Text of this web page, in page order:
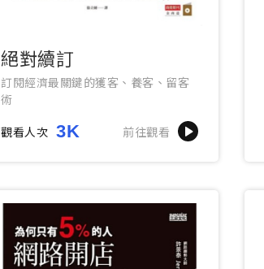
絕對續訂
訂閱經濟最關鍵的獲客、養客、留客
術
觀看人次 3K 前往觀看